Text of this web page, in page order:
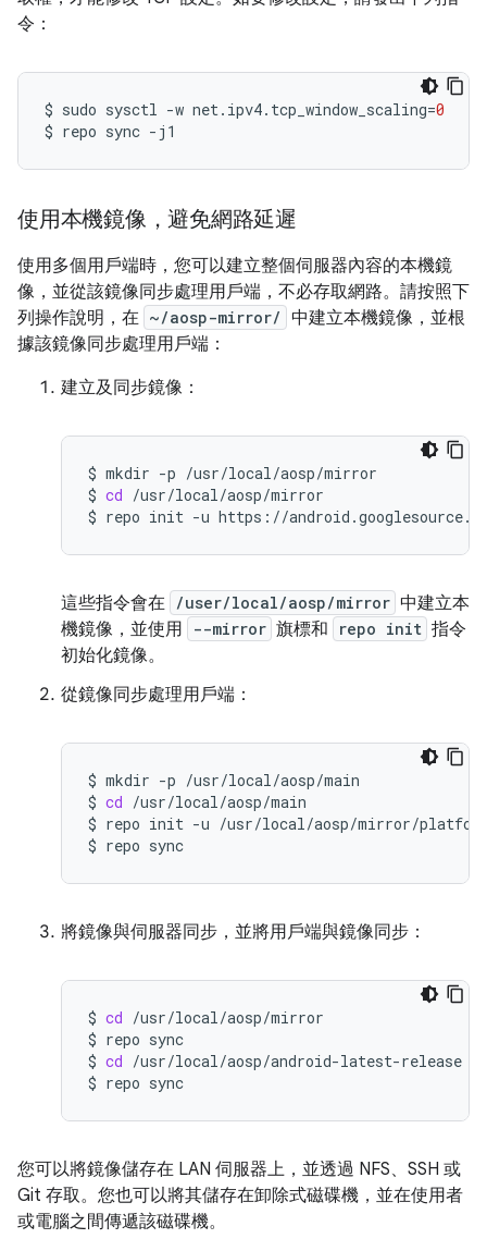
令：
$ sudo sysctl -w net.ipv4.tcp_window_scaling=0
$ repo sync
使用本機鏡像，避免網路延遲
使用多個用戶端時，您可以建立整個伺服器內容的本機鏡
像，並從該鏡像同步處理用戶端，不必存取網路。請按照下
列操作說明，在 ~/aosp-mirror/ 中建立本機鏡像，並根
據該鏡像同步處理用戶端：
建立及同步鏡像：
$ mkdir -p /usr/local/aosp/mirror
$ cd /usr/local/aosp/mirror
$ repo init -u https://
這些指令會在 /user/local/aosp/mirror 中建立本
機鏡像，並使用
--mirror 旗標和 repo init 指令
初始化鏡像。
從鏡像同步處理用戶端：
$ mkdir -p /usr/local/aosp/main
$ cd /usr/local/aosp/main
$ repo init -u /usr/local/aosp/mirror/
$ repo
將鏡像與伺服器同步，並將用戶端與鏡像同步：
$ cd /usr/local/aosp/mirror
$ repo sync
$ cd /usr/local/aosp/android-latest-release
$ repo
您可以將鏡像儲存在 LAN 伺服器上，並透過 NFS、SSH 或
Git 存取。您也可以將其儲存在卸除式磁碟機，並在使用者
或電腦之間傳遞該磁碟機。